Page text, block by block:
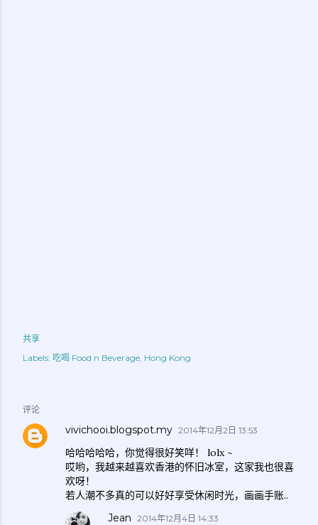
共享
Labels: 吃喝 Food n Beverage Hong Kong
评论
vivichooi.blogspot.my 2014年12月2日 13:53
哈哈哈哈哈，你觉得很好笑咩！ lolx ~
哎哟，我越来越喜欢香港的怀旧冰室，这家我也很喜
欢呀！
若人潮不多真的可以好好享受休闲时光，画画手账..
Jean 2014年12月4日 14:33